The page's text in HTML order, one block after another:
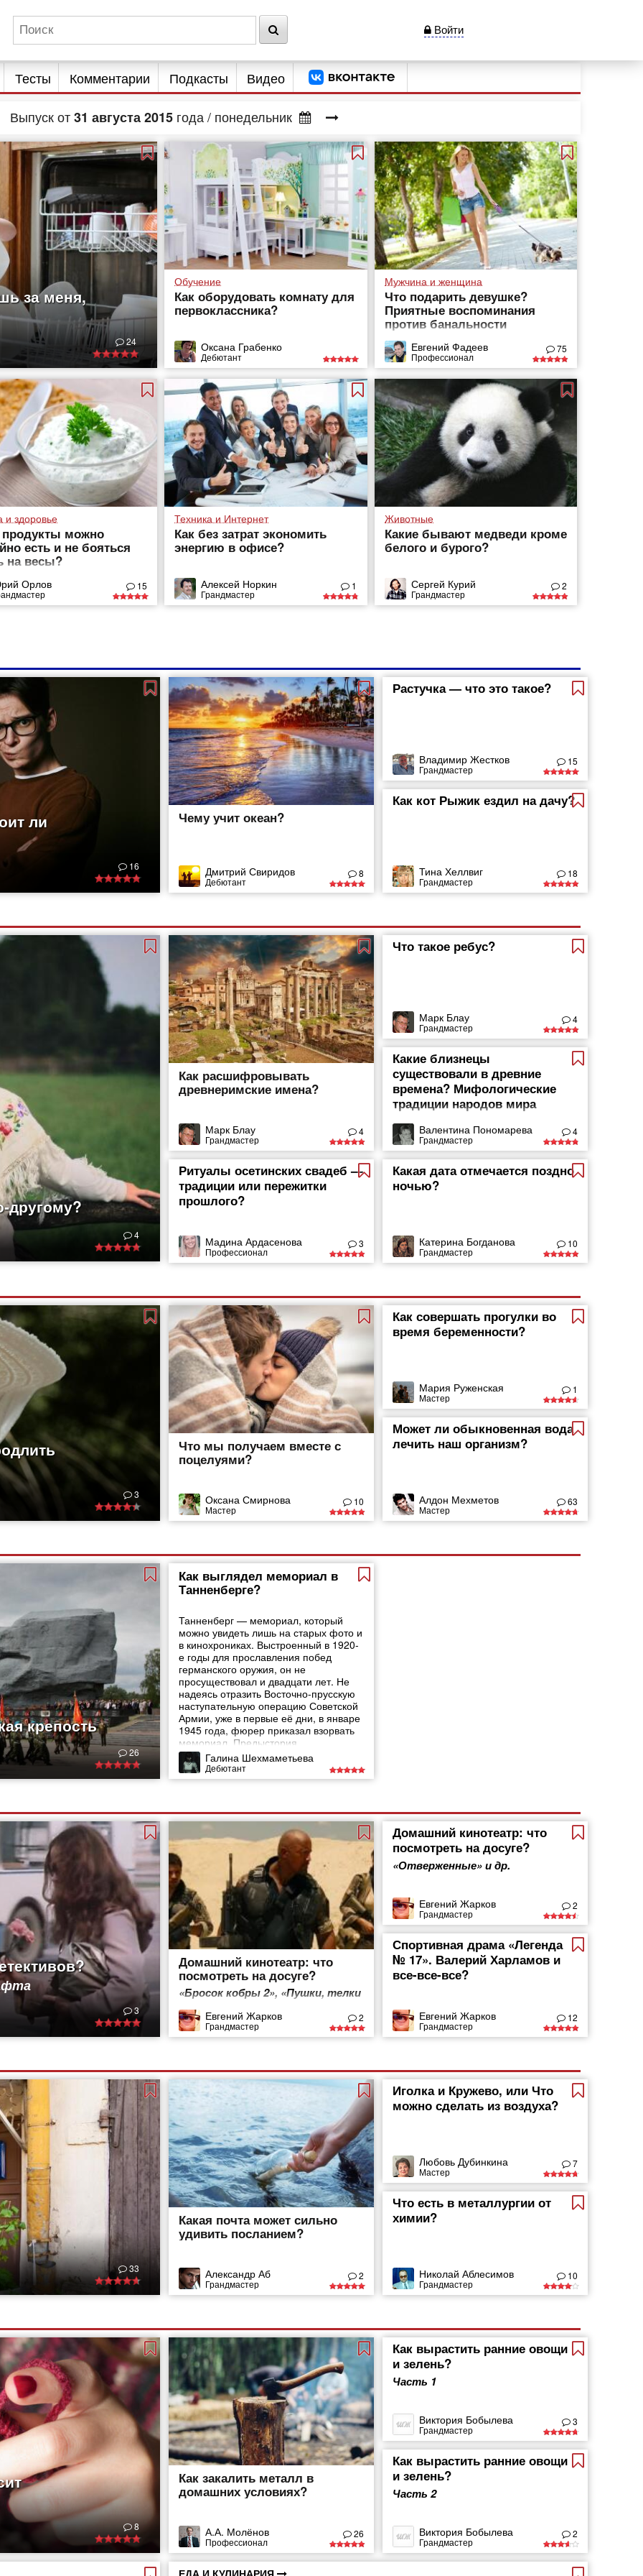
Войти
Тесты Комментарии Подкасты Видео
Выпуск от31 августа2015 года/ понедельник
за меня,
24
Обучение
Как оборудовать комнату для
первоклассника?
Оксана Грабенко
Дебютант
Мужчина и женщина
Что подарить девушке?
Приятные воспоминания
против банальности
Евгений Фадеев
Профессионал
75
и здоровье
продукты можно
есть и не бояться
на весы?
Орлов 15
Техника и Интернет
Как без затрат экономить
энергию в офисе?
Алексей Норкин
Грандмастер
1
Животные
Какие бывают медведи кроме
белого и бурого?
Сергей Курий
Грандмастер
2
ли
16
Чему учит океан?
Дмитрий Свиридов
Дебютант
8
Растучка — что это такое?
Владимир Жестков
Грандмастер
15
Как кот Рыжик ездил на дачу?
Тина Хеллвиг
Грандмастер
18
другому?
И не только они,
их творения.
издавна
искать еще в
было
4
Как расшифровывать
древнеримские имена?
Марк Блау
Грандмастер
4
Что такое ребус?
Марк Блау
Грандмастер
4
Какие близнецы
существовали в древние
времена? Мифологические
традиции народов мира
Валентина Пономарева
Грандмастер
4
Ритуалы осетинских свадеб —
традиции или пережитки
прошлого?
Мадина Ардасенова
Профессионал
3
Какая дата отмечается поздно
ночью?
Катерина Богданова
Грандмастер
10
3
Что мы получаем вместе с
поцелуями?
Оксана Смирнова
Мастер
10
Как совершать прогулки во
время беременности?
Мария Руженская
Мастер
1
Может ли обыкновенная вода
лечить наш организм?
Алдон Мехметов
Мастер
63
крепость
26
Как выглядел мемориал в
Танненберге?
Танненберг — мемориал, который
можно увидеть лишь на старых фото и
в кинохрониках. Выстроенный в 1920-
е годы для прославления побед
германского оружия, он не
просуществовал и двадцати лет. Не
надеясь отразить Восточно-прусскую
наступательную операцию Советской
Армии, уже в первые её дни, в январе
1945 года, фюрер приказал взорвать
мемориал. Предыстория
Галина Шехмаметьева
Дебютант
3
Домашний кинотеатр: что
посмотреть на досуге?
«Бросок кобры 2», «Пушки, телки
и азарт» и не только
Евгений Жарков
Грандмастер
2
Домашний кинотеатр: что
посмотреть на досуге?
«Отверженные» и др.
Евгений Жарков
Грандмастер
2
Спортивная драма «Легенда
№ 17». Валерий Харламов и
все-все-все?
Евгений Жарков
Грандмастер
12
33
Какая почта может сильно
удивить посланием?
Александр Аб
Грандмастер
2
Иголка и Кружево, или Что
можно сделать из воздуха?
Любовь Дубинкина
Мастер
7
Что есть в металлургии от
химии?
Николай Аблесимов
Грандмастер
10
8
Как закалить металл в
домашних условиях?
А.А. Молёнов
Профессионал
26
Как вырастить ранние овощи
и зелень?
Часть 1
Виктория Бобылева
Грандмастер
3
Как вырастить ранние овощи
и зелень?
Часть 2
Виктория Бобылева
Грандмастер
2
ЕДА И КУЛИНАРИЯ